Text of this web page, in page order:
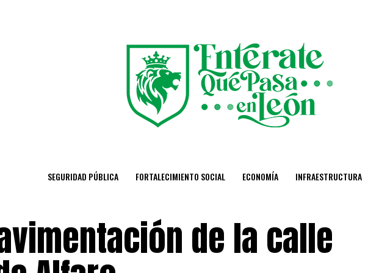
SEGURIDAD PÚBLICA FORTALECIMIENTO SOCIAL ECONOMÍA INFRAESTRUCTURA
de la calle